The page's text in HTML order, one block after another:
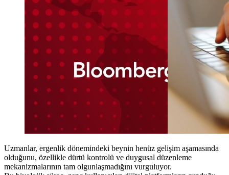
Uzmanlar, ergenlik dönemindeki beynin henüz gelişim aşamasında
olduğunu, özellikle dürtü kontrolü ve duygusal düzenleme
mekanizmalarının tam olgunlaşmadığını vurguluyor.